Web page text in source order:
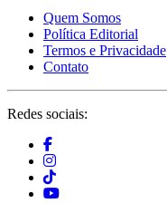
Quem Somos
Política Editorial
Termos e Privacidade
Contato
Redes sociais: